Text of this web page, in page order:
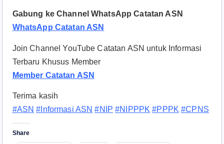
Gabung ke Channel WhatsApp Catatan ASN
WhatsApp Catatan ASN
Join Channel YouTube Catatan ASN untuk Informasi
Terbaru Khusus Member
Member Catatan ASN
Terima kasih
#ASN #Informasi ASN #NIP #NIPPPK #PPPK #CPNS
Share